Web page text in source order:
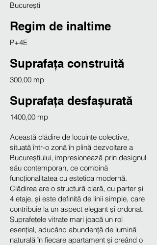
București
Regim de inaltime
P+4E
Suprafața construită
300,00 mp
Suprafața desfașurată
1400,00 mp
Această clădire de locuințe colective,
situată într-o zonă în plină dezvoltare a
Bucureștiului, impresionează prin designul
său contemporan, ce combină
funcționalitatea cu estetica modernă.
Clădirea are o structură clară, cu parter și
4 etaje, și este definită de linii simple, care
contribuie la un aspect elegant și ordonat.
Suprafețele vitrate mari joacă un rol
esențial, aducând abundență de lumină
naturală în fiecare apartament și creând o